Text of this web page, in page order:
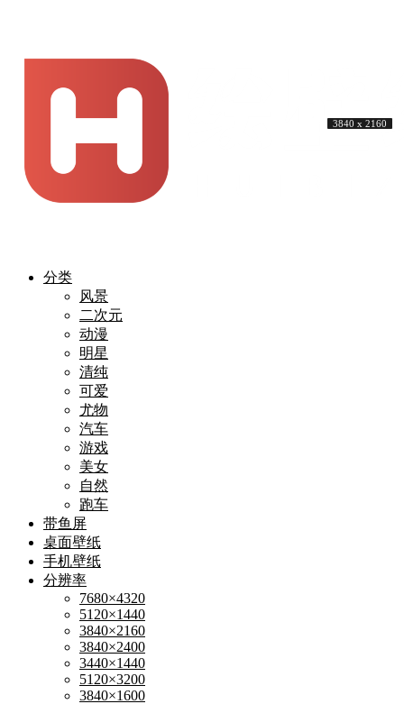
分类
风景
二次元
动漫
明星
清纯
可爱
尤物
汽车
游戏
美女
自然
跑车
带鱼屏
桌面壁纸
手机壁纸
分辨率
7680×4320
5120×1440
3840×2160
3840×2400
3440×1440
5120×3200
3840×1600
4096 x 2730
3840 x 2160
3840 x 2160
3840 x 2160
5120 x 3200
3840 x 2160
3840 x 2160
3840 x 2160
3840 x 2160
3840 x 2160